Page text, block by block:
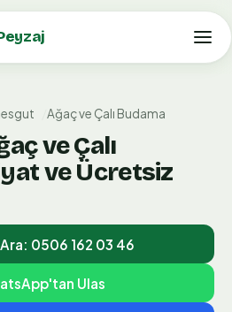
Ağaç ve Çalı Budama
ve Çalı
ve Ücretsiz
0506 162 03 46
Ulas